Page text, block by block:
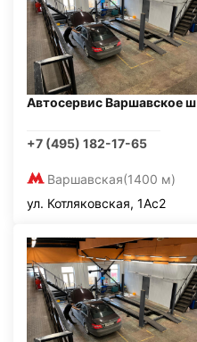
Автосервис Варшавское ш
+7 (495) 182-17-65
Варшавская(1400 м)
ул. Котляковская, 1Ас2